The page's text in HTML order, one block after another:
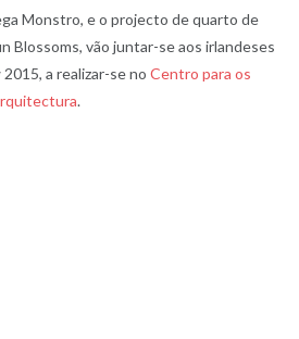
Monstro, e o projecto de quarto de
Blossoms, vão juntar-se aos irlandeses
a realizar-se no Centro para os
.